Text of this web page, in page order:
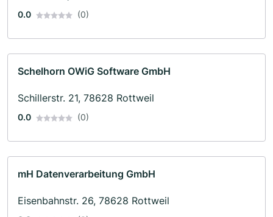
0.0 (0)
Schelhorn OWiG Software GmbH
Schillerstr. 21, 78628 Rottweil
0.0 (0)
mH Datenverarbeitung GmbH
Eisenbahnstr. 26, 78628 Rottweil